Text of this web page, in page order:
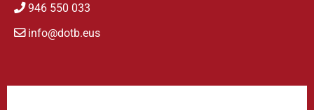
946 550 033
info@dotb.eus